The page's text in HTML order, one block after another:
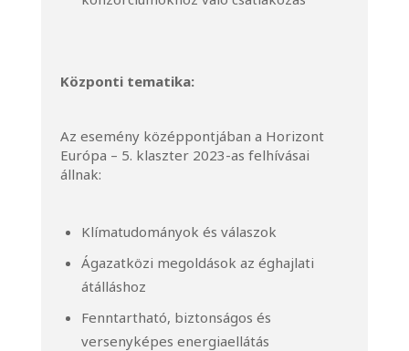
Központi tematika:
Az esemény középpontjában a Horizont
Európa – 5. klaszter 2023-as felhívásai
állnak:
Klímatudományok és válaszok
Ágazatközi megoldások az éghajlati
átálláshoz
Fenntartható, biztonságos és
versenyképes energiaellátás